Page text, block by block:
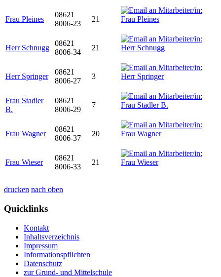
Frau Pleines
08621
8006-23
21
Herr Schnugg
08621
8006-34
21
Herr Springer
08621
8006-27
3
Frau Stadler
B.
08621
8006-29
7
Frau Wagner
08621
8006-37
20
Frau Wieser
08621
8006-33
21
drucken nach oben
Quicklinks
Kontakt
Inhaltsverzeichnis
Impressum
Informationspflichten
Datenschutz
zur Grund- und Mittelschule